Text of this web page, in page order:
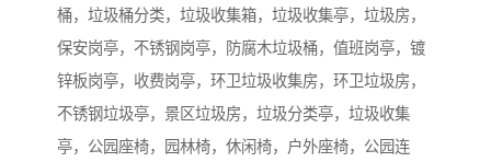
桶，垃圾桶分类，垃圾收集箱，垃圾收集亭，垃圾房，
保安岗亭，不锈钢岗亭，防腐木垃圾桶，值班岗亭，镀
锌板岗亭，收费岗亭，环卫垃圾收集房，环卫垃圾房，
不锈钢垃圾亭，景区垃圾房，垃圾分类亭，垃圾收集
亭，公园座椅，园林椅，休闲椅，户外座椅，公园连